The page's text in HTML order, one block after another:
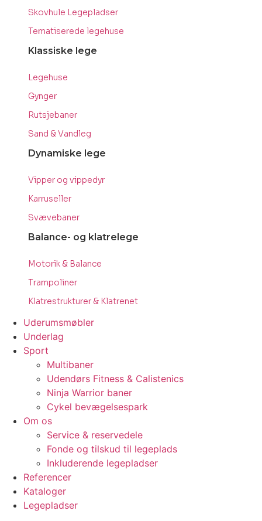
Skovhule Legepladser
Tematiserede legehuse
Klassiske lege
Legehuse
Gynger
Rutsjebaner
Sand & Vandleg
Dynamiske lege
Vipper og vippedyr
Karruseller
Svævebaner
Balance- og klatrelege
Motorik & Balance
Trampoliner
Klatrestrukturer & Klatrenet
Uderumsmøbler
Underlag
Sport
Multibaner
Udendørs Fitness & Calistenics
Ninja Warrior baner
Cykel bevægelsespark
Om os
Service & reservedele
Fonde og tilskud til legeplads
Inkluderende legepladser
Referencer
Kataloger
Legepladser